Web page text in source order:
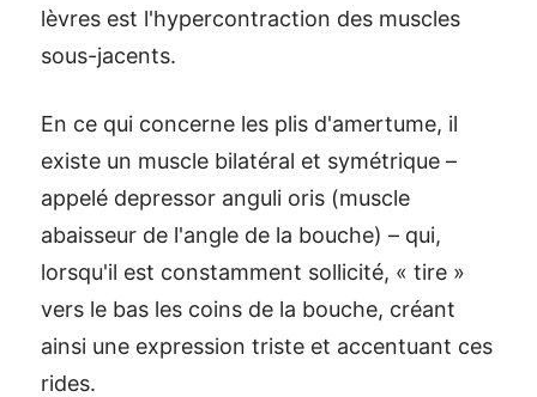
lèvres est l'hypercontraction des muscles
sous-jacents.
En ce qui concerne les plis d'amertume, il
existe un muscle bilatéral et symétrique –
appelé depressor anguli oris (muscle
abaisseur de l'angle de la bouche) – qui,
lorsqu'il est constamment sollicité, « tire »
vers le bas les coins de la bouche, créant
ainsi une expression triste et accentuant ces
rides.